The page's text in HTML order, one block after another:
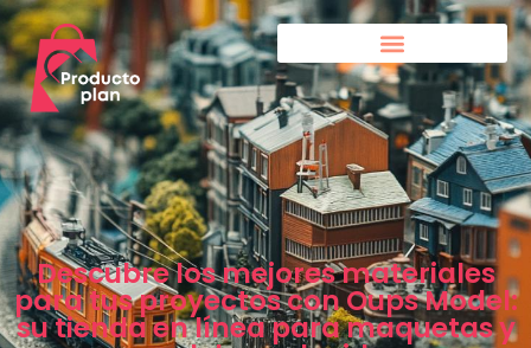
Descubre los mejores materiales
para tus proyectos con Oups Model:
su tienda en línea para maquetas y